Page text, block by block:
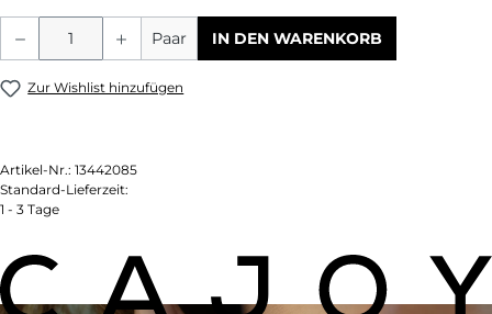
Produkt Anzahl: Gib den gewünschten
Paar IN DEN WARENKORB
Zur Wishlist hinzufügen
Artikel-Nr.: 13442085
Standard-Lieferzeit:
1 - 3 Tage